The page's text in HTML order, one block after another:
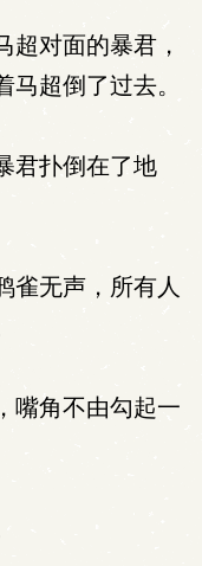
对面的暴君，
超倒了过去。
君扑倒在了地
雀无声，所有人
嘴角不由勾起一